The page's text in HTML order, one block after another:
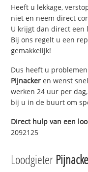
Heeft u lekkage,
niet en neem direct
U krijgt dan direct een
Bij ons regelt u een
gemakkelijk!
Dus heeft u
Pijnacker en wenst
werken 24 uur per
bij u in de buurt om
Direct hulp van een
2092125
Loodgieter